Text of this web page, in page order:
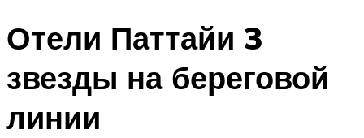
Отели Паттайи 3
звезды на береговой
линии